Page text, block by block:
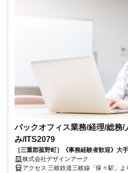
バックオフィス業務/経理/総務/
み/ITS2079
［三重郡菰野町］《事務経験者歓迎》大
のバックオフィス業務／年休123日／車通
株式会社デザインアーク
アクセス 三岐鉄道三岐線「保々駅」より車で約11